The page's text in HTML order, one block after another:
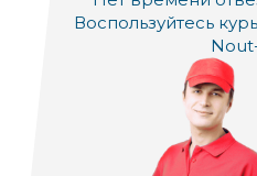
Воспользуйтесь